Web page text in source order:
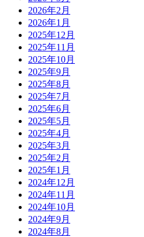
2026年2月
2026年1月
2025年12月
2025年11月
2025年10月
2025年9月
2025年8月
2025年7月
2025年6月
2025年5月
2025年4月
2025年3月
2025年2月
2025年1月
2024年12月
2024年11月
2024年10月
2024年9月
2024年8月